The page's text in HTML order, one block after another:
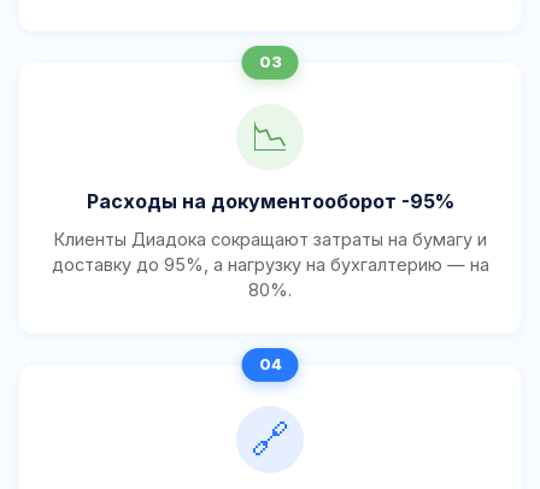
📉
Расходы на документооборот -95%
Клиенты Диадока сокращают затраты на бумагу и
доставку до 95%, а нагрузку на бухгалтерию — на
80%.
🔗